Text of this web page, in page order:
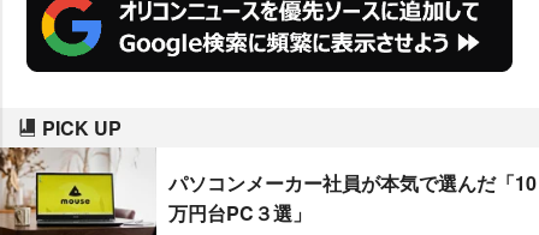
PICK UP
パソコンメーカー社員が本気で選んだ「10
万円台PC３選」